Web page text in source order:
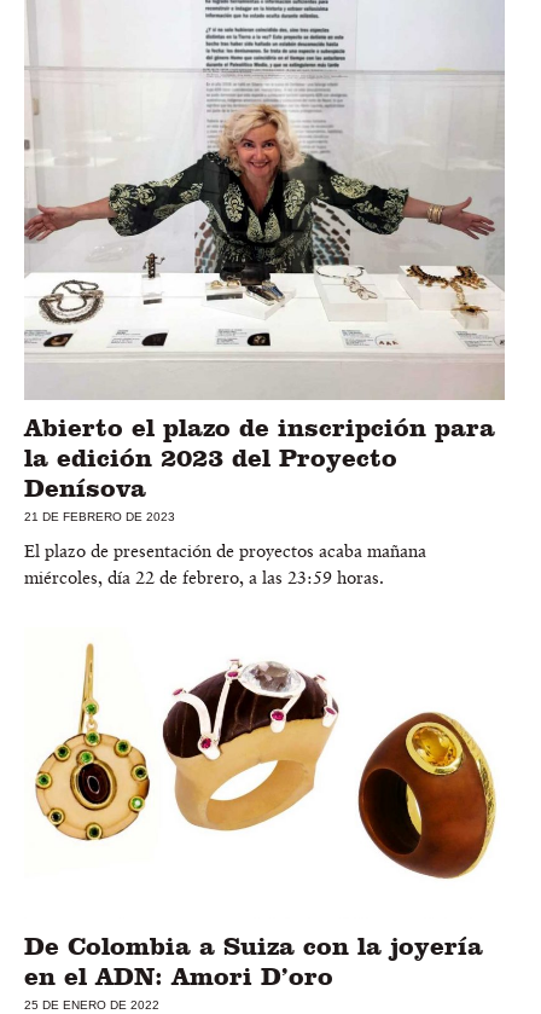
Abierto el plazo de inscripción para
la edición 2023 del Proyecto
Denísova
21 DE FEBRERO DE 2023
El plazo de presentación de proyectos acaba mañana
miércoles, día 22 de febrero, a las 23:59 horas.
De Colombia a Suiza con la joyería
en el ADN: Amori D’oro
25 DE ENERO DE 2022